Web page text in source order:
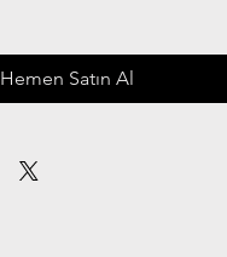
Hemen Satın Al